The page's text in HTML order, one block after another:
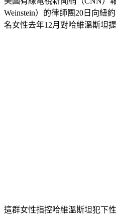
Weinstein）的律師團20日向紐
名女性去年12月對哈維溫斯坦
這群女性指控哈維溫斯坦犯下